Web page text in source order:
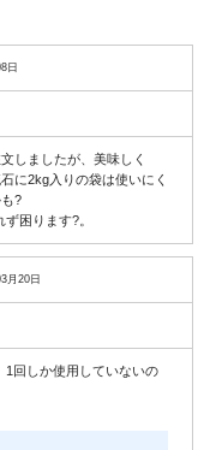
日
しましたが、美味しく
に2kg入りの袋は使いにく
?
困ります?。
月20日
1回しか使用していないの